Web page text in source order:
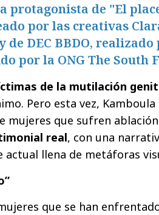
protagonista de "El
por las creativas
DEC BBDO,
por la ONG The South
de la mutilación
Pero esta vez,
mujeres que sufren
real, con una
actual llena de metáforas
que se han